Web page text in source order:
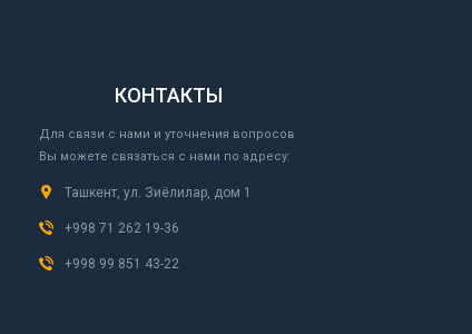
КОНТАКТЫ
Для связи с нами и уточнения вопросов
Вы можете связаться с нами по адресу:
Ташкент, ул. Зиёлилар, дом 1
+998 71 262 19-36
+998 99 851 43-22